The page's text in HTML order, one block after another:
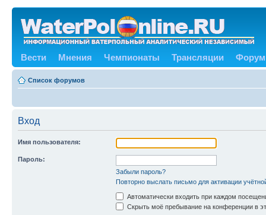
Вести Мнения Чемпионаты Трансляции Форум
Список форумов
Вход
Имя пользователя:
Пароль:
Забыли пароль?
Повторно выслать письмо для активации
Автоматически входить при каждом
Скрыть моё пребывание на конференции в